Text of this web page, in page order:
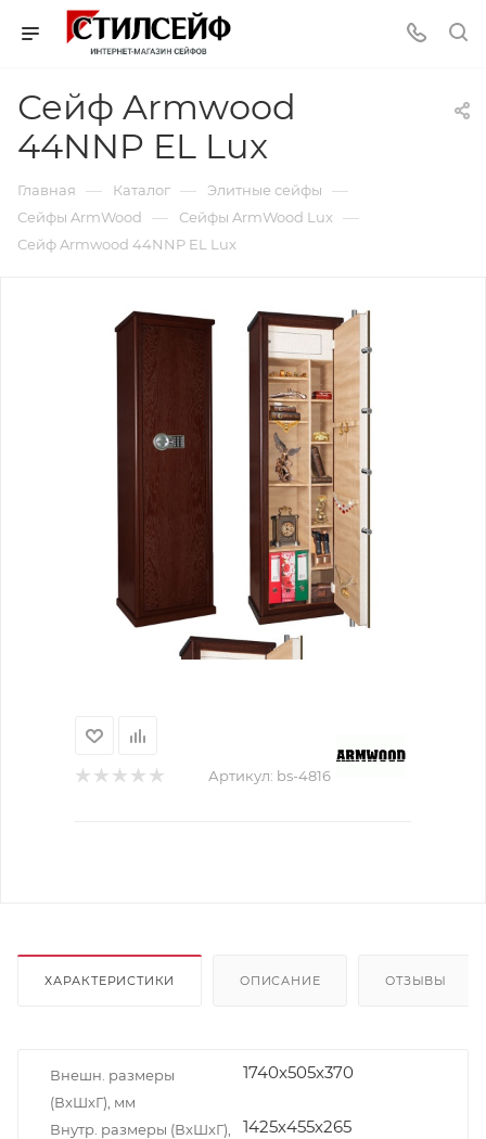
Сейф Armwood
44NNP EL Lux
Главная — Каталог — Элитные сейфы —
Сейфы ArmWood — Сейфы ArmWood Lux —
Сейф Armwood 44NNP EL Lux
Артикул: bs-4816
ХАРАКТЕРИСТИКИ ОПИСАНИЕ ОТЗЫВЫ
Внешн. размеры
(ВxШxГ), мм
1740x505x370
Внутр. размеры (ВxШxГ),
1425х455х265